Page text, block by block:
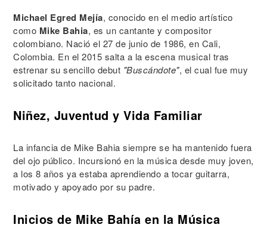
Michael Egred Mejía, conocido en el medio artístico
como Mike Bahia, es un cantante y compositor
colombiano. Nació el 27 de junio de 1986, en Cali,
Colombia. En el 2015 salta a la escena musical tras
estrenar su sencillo debut "Buscándote", el cual fue muy
solicitado tanto nacional.
Niñez, Juventud y Vida Familiar
La infancia de Mike Bahia siempre se ha mantenido fuera
del ojo público. Incursionó en la música desde muy joven,
a los 8 años ya estaba aprendiendo a tocar guitarra,
motivado y apoyado por su padre.
Inicios de Mike Bahía en la Música